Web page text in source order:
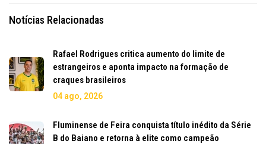
Notícias Relacionadas
Rafael Rodrigues critica aumento do limite de
estrangeiros e aponta impacto na formação de
craques brasileiros
04 ago, 2026
Fluminense de Feira conquista título inédito da Série
B do Baiano e retorna à elite como campeão